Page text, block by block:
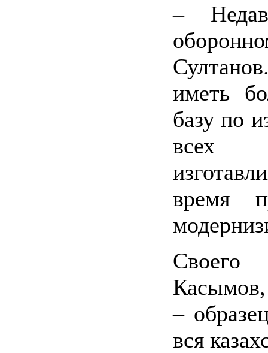
–
иметь
базу по
всех
время
Касымов,
–
вся